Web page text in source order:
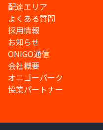
配達エリア
よくある質問
採用情報
お知らせ
ONIGO通信
会社概要
オニゴーパーク
協業パートナー